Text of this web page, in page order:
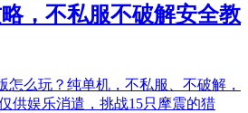
，不私服不破解安全教
怎么玩？纯单机，不私服、不破解，
供娱乐消遣，挑战15只摩震的猎